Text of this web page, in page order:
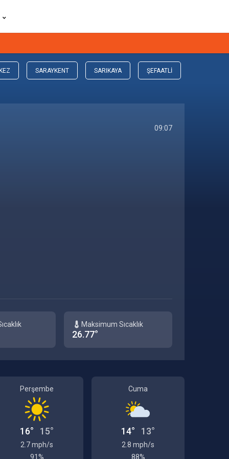
SARAYKENT SARIKAYA ŞEFAATLI
09:07
Maksimum Sıcaklık
26.77°
Perşembe
16° 15°
2.7 mph/s
91%
Cuma
14° 13°
2.8 mph/s
88%